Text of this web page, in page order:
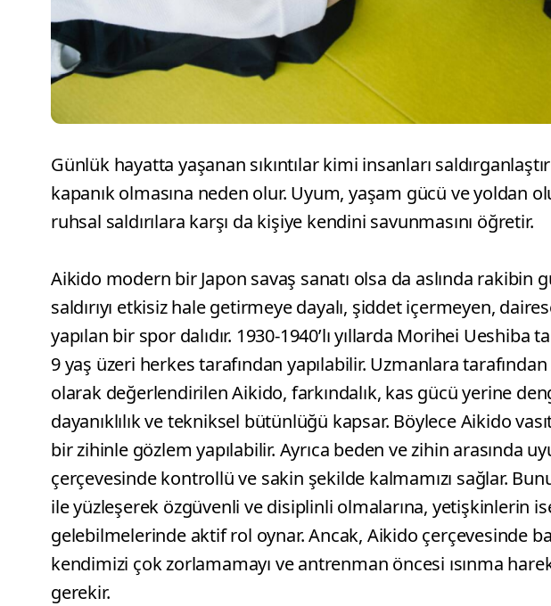
Günlük hayatta yaşanan sıkıntılar kimi insanları
kapanık olmasına neden olur. Uyum, yaşam gücü ve yoldan
ruhsal saldırılara karşı da kişiye kendini savunmasını öğretir.
Aikido modern bir Japon savaş sanatı olsa da aslında rakibin
saldırıyı etkisiz hale getirmeye dayalı, şiddet içermeyen,
yapılan bir spor dalıdır. 1930-1940’lı yıllarda Morihei Ueshiba
9 yaş üzeri herkes tarafından yapılabilir. Uzmanlara
olarak değerlendirilen Aikido, farkındalık, kas gücü yerine
dayanıklılık ve tekniksel bütünlüğü kapsar. Böylece Aikido
bir zihinle gözlem yapılabilir. Ayrıca beden ve zihin arasında
çerçevesinde kontrollü ve sakin şekilde kalmamızı sağlar.
ile yüzleşerek özgüvenli ve disiplinli olmalarına, yetişkinlerin
gelebilmelerinde aktif rol oynar. Ancak, Aikido çerçevesinde
kendimizi çok zorlamamayı ve antrenman öncesi ısınma
gerekir.